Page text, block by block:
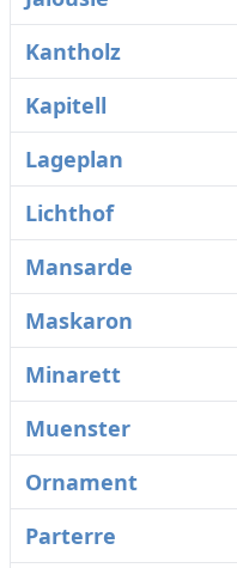
Kantholz
Kapitell
Lageplan
Lichthof
Mansarde
Maskaron
Minarett
Muenster
Ornament
Parterre